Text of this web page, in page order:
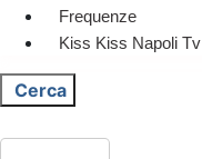
Frequenze
Kiss Kiss Napoli Tv
Cerca